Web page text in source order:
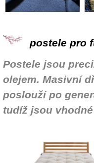
postele pro
Postele jsou
olejem. Masivní
poslouží po
tudíž jsou